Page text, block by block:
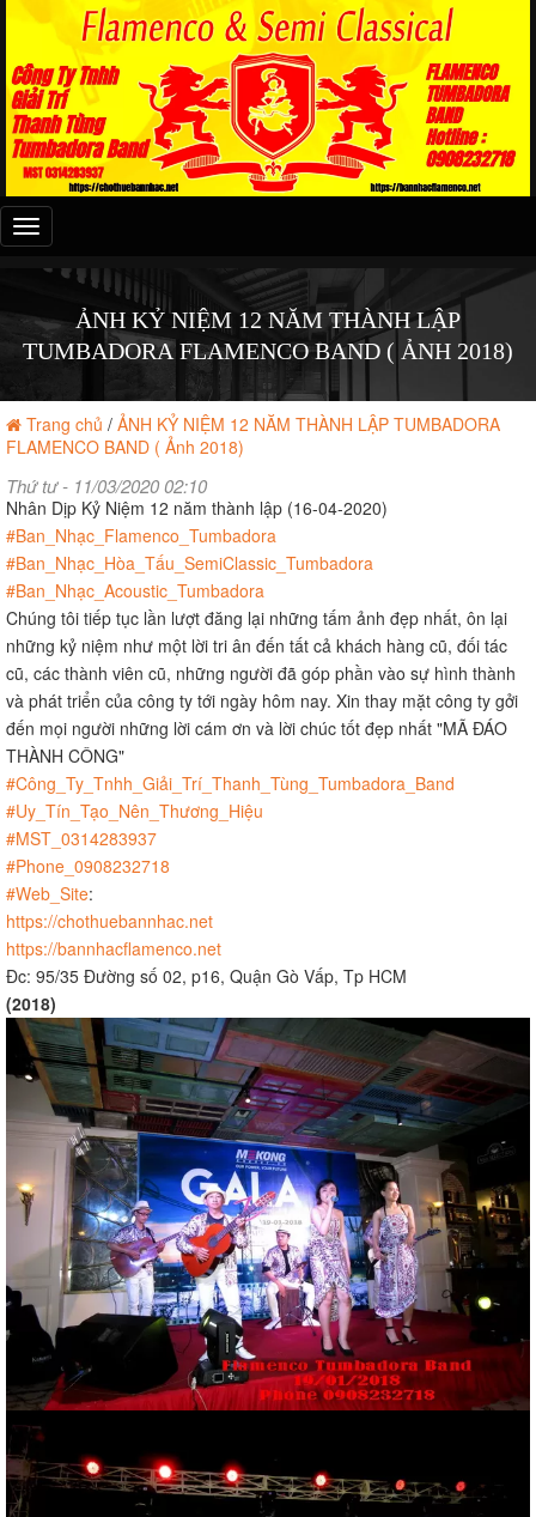
Đây
là
menu
ẢNH KỶ NIỆM 12 NĂM THÀNH LẬP
TUMBADORA FLAMENCO BAND ( ẢNH 2018)
Trang chủ / ẢNH KỶ NIỆM 12 NĂM THÀNH LẬP TUMBADORA
FLAMENCO BAND ( Ảnh 2018)
Thứ tư - 11/03/2020 02:10
Nhân Dịp Kỷ Niệm 12 năm thành lập (16-04-2020)
#Ban_Nhạc_Flamenco_Tumbadora
#Ban_Nhạc_Hòa_Tấu_SemiClassic_Tumbadora
#Ban_Nhạc_Acoustic_Tumbadora
Chúng tôi tiếp tục lần lượt đăng lại những tấm ảnh đẹp nhất, ôn lại
những kỷ niệm như một lời tri ân đến tất cả khách hàng cũ, đối tác
cũ, các thành viên cũ, những người đã góp phần vào sự hình thành
và phát triển của công ty tới ngày hôm nay. Xin thay mặt công ty gởi
đến mọi người những lời cám ơn và lời chúc tốt đẹp nhất "MÃ ĐÁO
THÀNH CÔNG"
#Công_Ty_Tnhh_Giải_Trí_Thanh_Tùng_Tumbadora_Band
#Uy_Tín_Tạo_Nên_Thương_Hiệu
#MST_0314283937
#Phone_0908232718
#Web_Site:
https://chothuebannhac.net
https://bannhacflamenco.net
Đc: 95/35 Đường số 02, p16, Quận Gò Vấp, Tp HCM
(2018)